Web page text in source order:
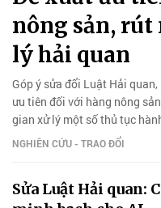
nông sản,
lý hải quan
Góp ý sửa đổi Luật Hải
ưu tiên đối với hàng nông
gian xử lý một số thủ tục
NGHIÊN CỨU - TRAO ĐỔI
Sửa Luật Hải quan: